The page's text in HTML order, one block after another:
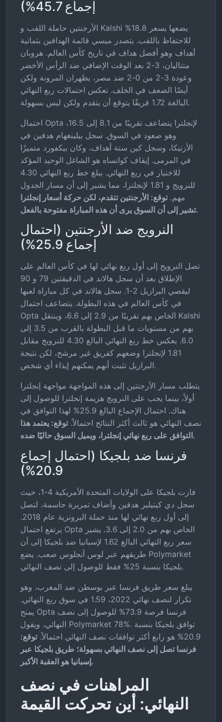
إجماع 45.7%)
الأرجنتين حاملة اللقب و Kalshi يضعها بسعر 18.8%
للاحتفاظ باللقب. يتصدر ميسي قائمة الهدافين بثمانية
أهداف وهو أفضل هداف في تاريخ كأس العالم. هروبان
متتاليان، 3-2 بعد الوقت الإضافي ضد الرأس الأخضر
وعودة 3-2 من 0-2 ضد مصر، يظهران المرونة ولكن
أيضًا الضعف في الخلف. تعكس احتمالات ربع النهائي
البالغة 1.72 فريقًا يتوقع أن يتقدم ولكن ليس بسهولة.
احتمال Opta لإنجلترا يتضاعف تقريبًا من 8.1 إلى 16.5،
وهو صعود في السوق. سجل بيلينغهام هدفين في
الأزتيكا، وسجل كين ستة أهداف، وكان بيكفورد متميزًا
في المرمى. إيقاف كوانساه هو الشاغل الوحيد المؤكد
للاختيار في ربع النهائي. يبلغ خط ربع النهائي 4.30
للنرويج و 1.81 لإنجلترا، مما يشير إلى أن مسار الجدول
مهم.توقع: الأرجنتين تتقدم، لكن حركة أسعار إنجلترا
تشير إلى أن السوق يرى أن هذه المباراة مفتوحة بالفعل.
النرويج ضد الأرجنتين (احتمال
إجماع 25.9%)
تصل النرويج إلى أول ربع نهائي لها في كأس العالم على
الإطلاق بعد أن سجل هالاند في الدقيقتين 79 و 90
ليقصي البرازيل 2-1. سجل هالاند في كل مباراة لعبها
في كأس العالم في هذه البطولة. يتضاعف احتمال
Opta الخاص بهم تقريبًا من 2.9 إلى 6.6، وينتقل Kalshi
بهم من مستويات ما قبل البطولة بالقرب من 3.5 إلى
6.0. يعكس خط ربع النهائي البالغ 4.30 للنرويج مقابل
1.81 لإنجلترا وضعهم كفريق غير مرشح، لكن نتيجة
البرازيل تثبت أنهم يمكنهم إيذاء أي شخص.
يتطلب مسار الأرجنتين إلى هذه المواجهة مواجهة إنجلترا
أولاً، بينما يجب على النرويج هزيمة إنجلترا للوصول إلى
هناك. احتمال الإجماع البالغ 25.9% لهذا التوافق في
نصف النهائي هو ثالث أكثر النتائج احتمالاً.توقع: يعتمد هذا
التوافق على ربع نهائي إنجلترا، ويميل السوق حاليًا ضده.
فرنسا ضد بلجيكا (احتمال إجماع
20.9%)
فازت بلجيكا على الولايات المتحدة الأمريكية 4-1، حيث
سجل دي كيتيلير هدفين وأضاف تمريرة حاسمة، لتصل
إلى أول ربع نهائي لها منذ حملة البرونزية عام 2018.
يرتفع احتمال Opta الخاص بهم من 2.0 إلى 3.6. يشير
سعر ربع النهائي البالغ 1.62 لإسبانيا ضد بلجيكا إلى أن
طريقهم عبر لوس أنجلوس صعب. يضع Polymarket
بلجيكا بنسبة 25% فقط للوصول إلى نصف النهائي.
يبلغ سعر طريق فرنسا عبر بوسطن ضد المغرب، وهو
تكرار لنصف نهائي 2022، 1.59 في سوق ربع النهائي.
يمنح Opta فرنسا فرصة 73.9% للوصول إلى نصف
النهائي، ويقول Polymarket 78%. توافق بلجيكا بنسبة
20.9% هو رابع أكثر توافقات نصف النهائي احتمالاً.
توقع:
فرنسا تصل إلى نصف النهائي بسهولة؛ طريق بلجيكا عبر
إسبانيا هو العقبة الأكبر.
المراهنات في نصف
النهائي: أين تحركت القيمة